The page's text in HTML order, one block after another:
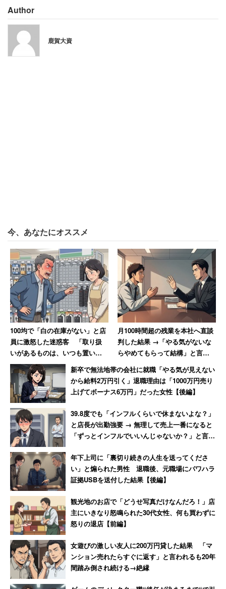
東京都で事務・管理職をする30代女性は、会社都合で在宅
勤務にならない事情を明かす。同族経営ということもあ
り、会社の売上が下げると社長のポケットマネーも少なく
なるという状況だ。
「時差出勤は可能になったが、それすらしている人
がいない。通勤時の感染リスクを考えてもらいた
い。在宅勤務になってほしい」（ITエンジニア／滋
賀県／40代女性）
「在宅ワークになってほしいし、在宅作業ができる
業務内容なのだが、社内の空気ができる雰囲気でな
い」（事務・管理職／大阪府／50代女性）
といった声も寄せられた。
※キャリコネニュースでは引き続き 「【新型コロナウイル
ス】在宅勤務になった？なってない？」
緊急事態宣言でも出社しなくてはいけない人に関するアン
ケートを募集しています。
Author
鹿賀大資
今、あなたにオススメ
100均で「白の在庫がない」と店
員に激怒した迷惑客 「取り扱
いがあるものは、いつも置いと
け」と主張 → 後日「近所で有名
なクレーマー」と判明
月100時間超の残業を本社へ直談
判した結果 →「やる気がないな
らやめてもらって結構」と言わ
れた男性
新卒で無法地帯の会社に就職「やる気が見えない
から給料2万円引く」退職理由は「1000万円売り
上げてボーナス6万円」だった女性【後編】
39.8度でも「インフルくらいで休まないよな？」
と店長が出勤強要 → 無理して売上一番になると
「ずっとインフルでいいんじゃないか？」と言わ
年下上司に「裏切り続きの人生を送ってくださ
い」と煽られた男性 退職後、元職場にパワハラ
証拠USBを送付した結果【後編】
観光地のお店で「どうせ写真だけなんだろ！」店
主にいきなり怒鳴られた30代女性、何も買わずに
怒りの退店【前編】
女遊びの激しい友人に200万円貸した結果 「マ
ンション売れたらすぐに返す」と言われるも20年
間踏み倒され続ける→絶縁